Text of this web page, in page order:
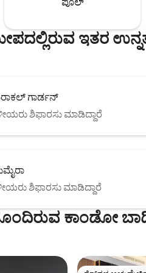
ಕರ್ಟನ್‌ಗಳೊಂದಿಗೆ
ಇತರ
ಗಾರ್ಡನ್
ಶಿಫಾರಸು ಮಾಡಿದ್ದಾರೆ
ಶಿಫಾರಸು ಮಾಡಿದ್ದಾರೆ
ಕಾಂಡೋ